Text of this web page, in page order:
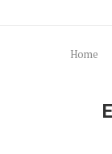
Home